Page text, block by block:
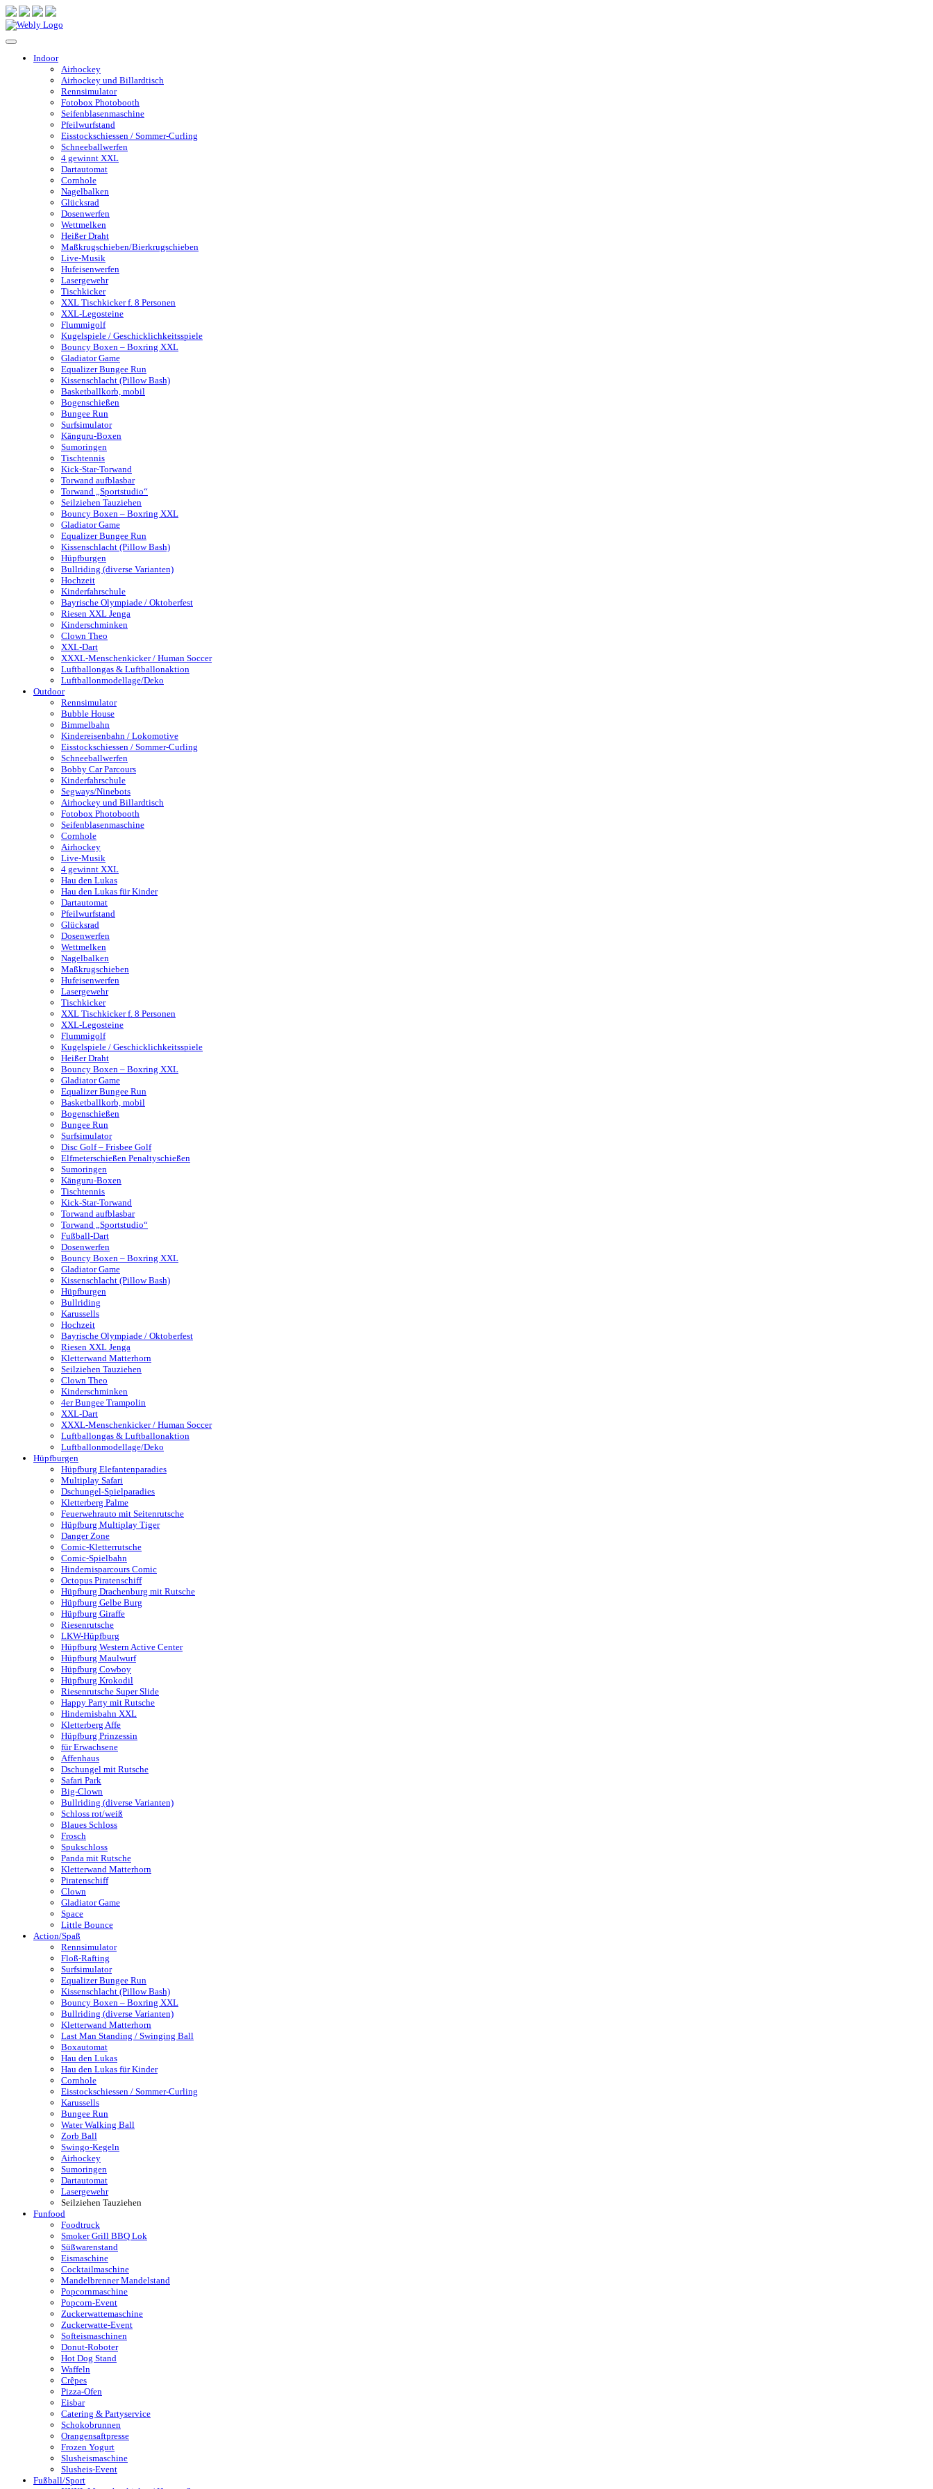
Indoor
Airhockey
Airhockey und Billardtisch
Rennsimulator
Fotobox Photobooth
Seifenblasenmaschine
Pfeilwurfstand
Eisstockschiessen / Sommer-Curling
Schneeballwerfen
4 gewinnt XXL
Dartautomat
Cornhole
Nagelbalken
Glücksrad
Dosenwerfen
Wettmelken
Heißer Draht
Maßkrugschieben/Bierkrugschieben
Live-Musik
Hufeisenwerfen
Lasergewehr
Tischkicker
XXL Tischkicker f. 8 Personen
XXL-Legosteine
Flummigolf
Kugelspiele / Geschicklichkeitsspiele
Bouncy Boxen – Boxring XXL
Gladiator Game
Equalizer Bungee Run
Kissenschlacht (Pillow Bash)
Basketballkorb, mobil
Bogenschießen
Bungee Run
Surfsimulator
Känguru-Boxen
Sumoringen
Tischtennis
Kick-Star-Torwand
Torwand aufblasbar
Torwand „Sportstudio“
Seilziehen Tauziehen
Bouncy Boxen – Boxring XXL
Gladiator Game
Equalizer Bungee Run
Kissenschlacht (Pillow Bash)
Hüpfburgen
Bullriding (diverse Varianten)
Hochzeit
Kinderfahrschule
Bayrische Olympiade / Oktoberfest
Riesen XXL Jenga
Kinderschminken
Clown Theo
XXL-Dart
XXXL-Menschenkicker / Human Soccer
Luftballongas & Luftballonaktion
Luftballonmodellage/Deko
Outdoor
Rennsimulator
Bubble House
Bimmelbahn
Kindereisenbahn / Lokomotive
Eisstockschiessen / Sommer-Curling
Schneeballwerfen
Bobby Car Parcours
Kinderfahrschule
Segways/Ninebots
Airhockey und Billardtisch
Fotobox Photobooth
Seifenblasenmaschine
Cornhole
Airhockey
Live-Musik
4 gewinnt XXL
Hau den Lukas
Hau den Lukas für Kinder
Dartautomat
Pfeilwurfstand
Glücksrad
Dosenwerfen
Wettmelken
Nagelbalken
Maßkrugschieben
Hufeisenwerfen
Lasergewehr
Tischkicker
XXL Tischkicker f. 8 Personen
XXL-Legosteine
Flummigolf
Kugelspiele / Geschicklichkeitsspiele
Heißer Draht
Bouncy Boxen – Boxring XXL
Gladiator Game
Equalizer Bungee Run
Basketballkorb, mobil
Bogenschießen
Bungee Run
Surfsimulator
Disc Golf – Frisbee Golf
Elfmeterschießen Penaltyschießen
Sumoringen
Känguru-Boxen
Tischtennis
Kick-Star-Torwand
Torwand aufblasbar
Torwand „Sportstudio“
Fußball-Dart
Dosenwerfen
Bouncy Boxen – Boxring XXL
Gladiator Game
Kissenschlacht (Pillow Bash)
Hüpfburgen
Bullriding
Karussells
Hochzeit
Bayrische Olympiade / Oktoberfest
Riesen XXL Jenga
Kletterwand Matterhorn
Seilziehen Tauziehen
Clown Theo
Kinderschminken
4er Bungee Trampolin
XXL-Dart
XXXL-Menschenkicker / Human Soccer
Luftballongas & Luftballonaktion
Luftballonmodellage/Deko
Hüpfburgen
Hüpfburg Elefantenparadies
Multiplay Safari
Dschungel-Spielparadies
Kletterberg Palme
Feuerwehrauto mit Seitenrutsche
Hüpfburg Multiplay Tiger
Danger Zone
Comic-Kletterrutsche
Comic-Spielbahn
Hindernisparcours Comic
Octopus Piratenschiff
Hüpfburg Drachenburg mit Rutsche
Hüpfburg Gelbe Burg
Hüpfburg Giraffe
Riesenrutsche
LKW-Hüpfburg
Hüpfburg Western Active Center
Hüpfburg Maulwurf
Hüpfburg Cowboy
Hüpfburg Krokodil
Riesenrutsche Super Slide
Happy Party mit Rutsche
Hindernisbahn XXL
Kletterberg Affe
Hüpfburg Prinzessin
für Erwachsene
Affenhaus
Dschungel mit Rutsche
Safari Park
Big-Clown
Bullriding (diverse Varianten)
Schloss rot/weiß
Blaues Schloss
Frosch
Spukschloss
Panda mit Rutsche
Kletterwand Matterhorn
Piratenschiff
Clown
Gladiator Game
Space
Little Bounce
Action/Spaß
Rennsimulator
Floß-Rafting
Surfsimulator
Equalizer Bungee Run
Kissenschlacht (Pillow Bash)
Bouncy Boxen – Boxring XXL
Bullriding (diverse Varianten)
Kletterwand Matterhorn
Last Man Standing / Swinging Ball
Boxautomat
Hau den Lukas
Hau den Lukas für Kinder
Cornhole
Eisstockschiessen / Sommer-Curling
Karussells
Bungee Run
Water Walking Ball
Zorb Ball
Swingo-Kegeln
Airhockey
Sumoringen
Dartautomat
Lasergewehr
Seilziehen Tauziehen
Funfood
Foodtruck
Smoker Grill BBQ Lok
Süßwarenstand
Eismaschine
Cocktailmaschine
Mandelbrenner Mandelstand
Popcornmaschine
Popcorn-Event
Zuckerwattemaschine
Zuckerwatte-Event
Softeismaschinen
Donut-Roboter
Hot Dog Stand
Waffeln
Crêpes
Pizza-Ofen
Eisbar
Catering & Partyservice
Schokobrunnen
Orangensaftpresse
Frozen Yogurt
Slusheismaschine
Slusheis-Event
Fußball/Sport